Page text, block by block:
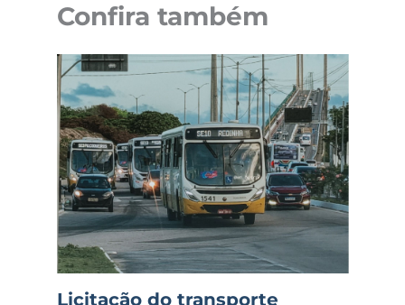
Confira também
Licitação do transporte